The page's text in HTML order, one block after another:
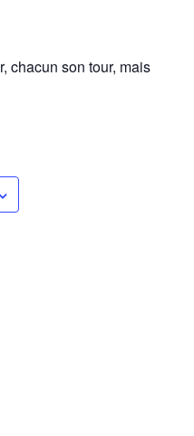
chacun son tour, mais